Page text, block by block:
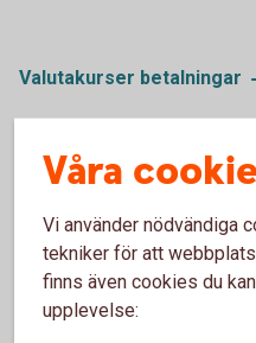
Valutakurser betalningar
Privat –
kurser
Räntor, kurser och
riktade till privatpersoner.
Våra
Vi använder nödvändiga
tekniker för att
finns även cookies du
upplevelse: